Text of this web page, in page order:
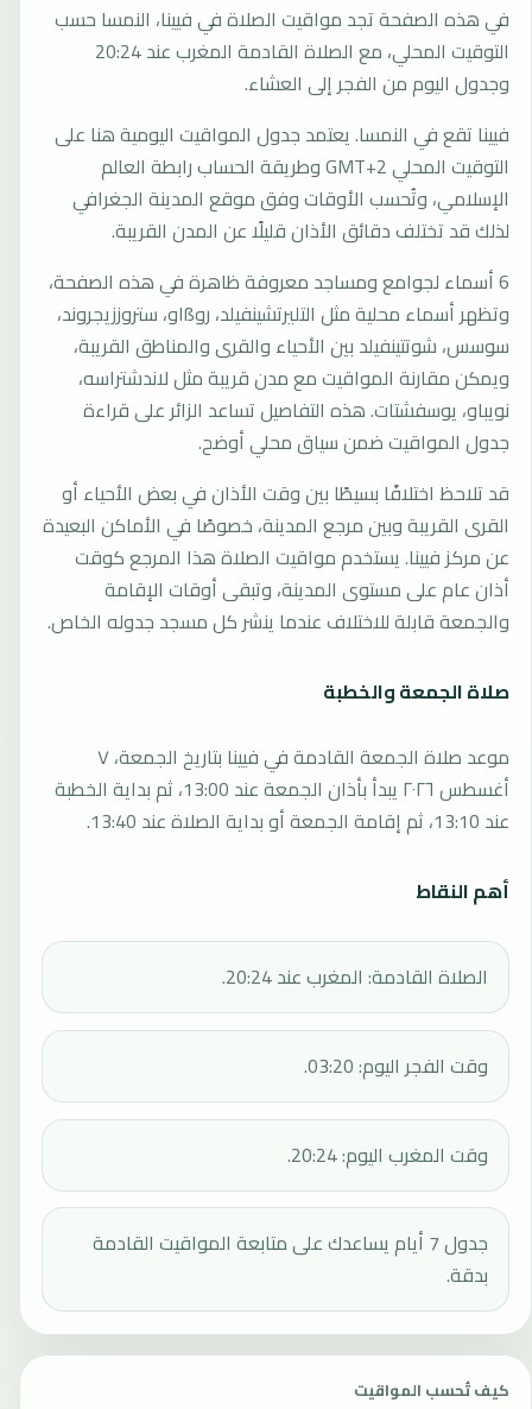
في هذه الصفحة تجد مواقيت الصلاة في فيينا، النمسا حسب
التوقيت المحلي، مع الصلاة القادمة المغرب عند 20:24
وجدول اليوم من الفجر إلى العشاء.
فيينا تقع في النمسا. يعتمد جدول المواقيت اليومية هنا على
التوقيت المحلي GMT+2 وطريقة الحساب رابطة العالم
الإسلامي، وتُحسب الأوقات وفق موقع المدينة الجغرافي
لذلك قد تختلف دقائق الأذان قليلًا عن المدن القريبة.
6 أسماء لجوامع ومساجد معروفة ظاهرة في هذه الصفحة،
وتظهر أسماء محلية مثل التليرتشينفيلد، روßاو، ستروززيجروند،
سوسس، شوتتينفيلد بين الأحياء والقرى والمناطق القريبة،
ويمكن مقارنة المواقيت مع مدن قريبة مثل لاندشتراسه،
نويباو، يوسفشتات. هذه التفاصيل تساعد الزائر على قراءة
جدول المواقيت ضمن سياق محلي أوضح.
قد تلاحظ اختلافًا بسيطًا بين وقت الأذان في بعض الأحياء أو
القرى القريبة وبين مرجع المدينة، خصوصًا في الأماكن البعيدة
عن مركز فيينا. يستخدم مواقيت الصلاة هذا المرجع كوقت
أذان عام على مستوى المدينة، وتبقى أوقات الإقامة
والجمعة قابلة للاختلاف عندما ينشر كل مسجد جدوله الخاص.
صلاة الجمعة والخطبة
موعد صلاة الجمعة القادمة في فيينا بتاريخ الجمعة، ٧
أغسطس ٢٠٢٦ يبدأ بأذان الجمعة عند 13:00، ثم بداية الخطبة
عند 13:10، ثم إقامة الجمعة أو بداية الصلاة عند 13:40.
أهم النقاط
الصلاة القادمة: المغرب عند 20:24.
وقت الفجر اليوم: 03:20.
وقت المغرب اليوم: 20:24.
جدول 7 أيام يساعدك على متابعة المواقيت القادمة
بدقة.
كيف تُحسب المواقيت